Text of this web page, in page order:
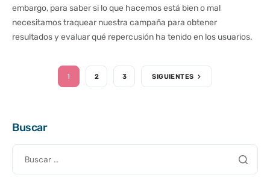
embargo, para saber si lo que hacemos está bien o mal
necesitamos traquear nuestra campaña para obtener
resultados y evaluar qué repercusión ha tenido en los usuarios.
1 2 3 SIGUIENTES
Buscar